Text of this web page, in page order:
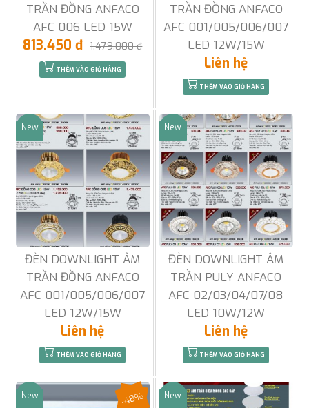
TRẦN ĐỒNG ANFACO
AFC 006 LED 15W
813.450 đ 1.479.000 đ
THÊM VÀO GIỎ HÀNG
TRẦN ĐỒNG ANFACO
AFC 001/005/006/007
LED 12W/15W
Liên hệ
THÊM VÀO GIỎ HÀNG
Sale
New
ĐÈN DOWNLIGHT ÂM
TRẦN ĐỒNG ANFACO
AFC 001/005/006/007
LED 12W/15W
Liên hệ
THÊM VÀO GIỎ HÀNG
Sale
New
ĐÈN DOWNLIGHT ÂM
TRẦN PULY ANFACO
AFC 02/03/04/07/08
LED 10W/12W
Liên hệ
THÊM VÀO GIỎ HÀNG
Sale
New -48% Sale
New